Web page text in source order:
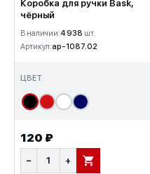
Коробка для ручки Bask,
чёрный
В наличии:4 938 шт.
Артикул:ap-1087.02
ЦВЕТ
120 ₽
− + В КОРЗИНУ